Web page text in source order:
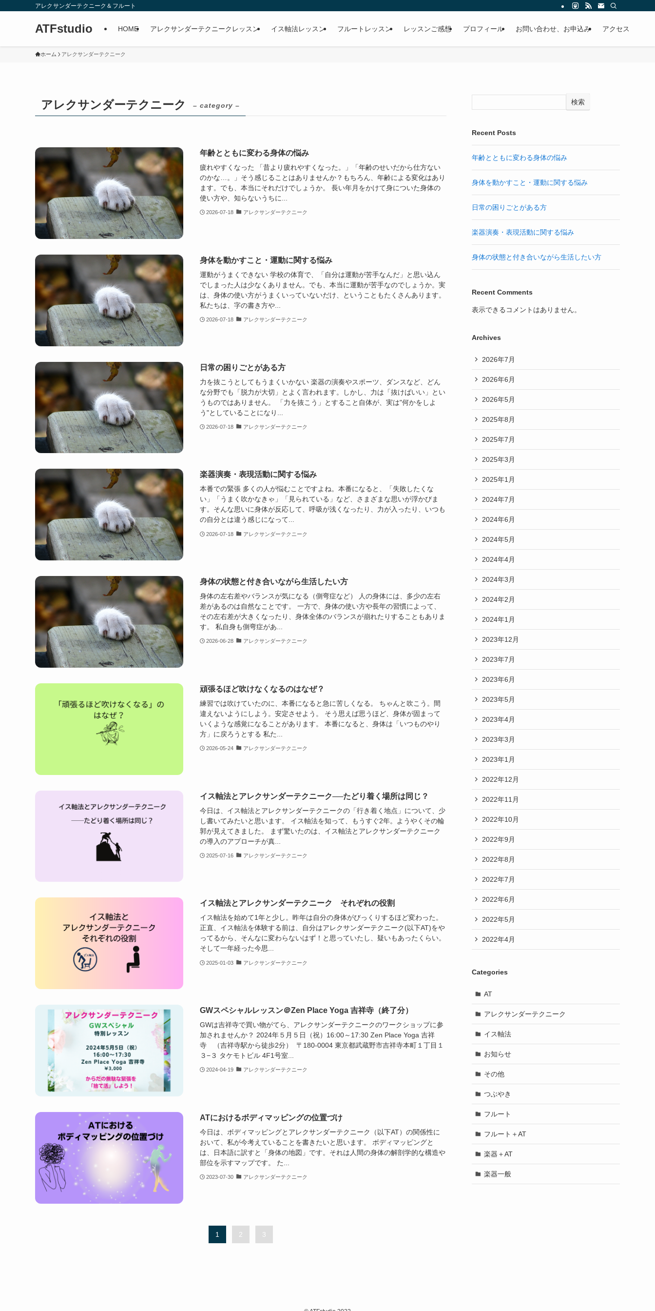
アレクサンダーテクニーク＆フルート
ATFstudio HOME アレクサンダーテクニークレッスン イス軸法レッスン フルートレッスン レッスンご感想 プロフィール お問い合わせ、お申込み アクセス
ホーム アレクサンダーテクニーク
アレクサンダーテクニーク – category –
年齢とともに変わる身体の悩み
疲れやすくなった 「昔より疲れやすくなった。」「年齢のせいだから仕方ない
のかな…。」そう感じることはありませんか？もちろん、年齢による変化はあり
ます。でも、本当にそれだけでしょうか。 長い年月をかけて身についた身体の
使い方や、知らないうちに...
2026-07-18 アレクサンダーテクニーク
身体を動かすこと・運動に関する悩み
運動がうまくできない 学校の体育で、「自分は運動が苦手なんだ」と思い込ん
でしまった人は少なくありません。でも、本当に運動が苦手なのでしょうか。実
は、身体の使い方がうまくいっていないだけ、ということもたくさんあります。
私たちは、字の書き方や...
2026-07-18 アレクサンダーテクニーク
日常の困りごとがある方
力を抜こうとしてもうまくいかない 楽器の演奏やスポーツ、ダンスなど、どん
な分野でも「脱力が大切」とよく言われます。しかし、力は「抜けばいい」とい
うものではありません。 「力を抜こう」とすること自体が、実は"何かをしよ
う"としていることになり...
2026-07-18 アレクサンダーテクニーク
楽器演奏・表現活動に関する悩み
本番での緊張 多くの人が悩むことですよね。本番になると、「失敗したくな
い」「うまく吹かなきゃ」「見られている」など、さまざまな思いが浮かびま
す。そんな思いに身体が反応して、呼吸が浅くなったり、力が入ったり、いつも
の自分とは違う感じになって...
2026-07-18 アレクサンダーテクニーク
身体の状態と付き合いながら生活したい方
身体の左右差やバランスが気になる（側弯症など） 人の身体には、多少の左右
差があるのは自然なことです。 一方で、身体の使い方や長年の習慣によって、
その左右差が大きくなったり、身体全体のバランスが崩れたりすることもありま
す。 私自身も側弯症があ...
2026-06-28 アレクサンダーテクニーク
頑張るほど吹けなくなるのはなぜ？
練習では吹けていたのに、本番になると急に苦しくなる。 ちゃんと吹こう。間
違えないようにしよう。安定させよう。 そう思えば思うほど、身体が固まって
いくような感覚になることがあります。 本番になると、身体は「いつものやり
方」に戻ろうとする 私た...
2026-05-24 アレクサンダーテクニーク
イス軸法とアレクサンダーテクニーク──たどり着く場所は同じ？
今日は、イス軸法とアレクサンダーテクニークの「行き着く地点」について、少
し書いてみたいと思います。 イス軸法を知って、もうすぐ2年。ようやくその輪
郭が見えてきました。 まず驚いたのは、イス軸法とアレクサンダーテクニーク
の導入のアプローチが真...
2025-07-16 アレクサンダーテクニーク
イス軸法とアレクサンダーテクニーク それぞれの役割
イス軸法を始めて1年と少し。昨年は自分の身体がびっくりするほど変わった。
正直、イス軸法を体験する前は、自分はアレクサンダーテクニーク(以下AT)をや
ってるから、そんなに変わらないはず！と思っていたし、疑いもあったくらい。
そして一年経った今思...
2025-01-03 アレクサンダーテクニーク
GWスペシャルレッスン＠Zen Place Yoga 吉祥寺（終了分）
GWは吉祥寺で買い物がてら、アレクサンダーテクニークのワークショップに参
加されませんか？ 2024年５月５日（祝）16:00～17:30 Zen Place Yoga 吉祥
寺 （吉祥寺駅から徒歩2分） 〒180-0004 東京都武蔵野市吉祥寺本町１丁目１
３−３ タケモトビル 4F1号室...
2024-04-19 アレクサンダーテクニーク
ATにおけるボディマッピングの位置づけ
今日は、ボディマッピングとアレクサンダーテクニーク（以下AT）の関係性に
おいて、私が今考えていることを書きたいと思います。 ボディマッピングと
は、日本語に訳すと「身体の地図」です。それは人間の身体の解剖学的な構造や
部位を示すマップです。 た...
2023-07-30 アレクサンダーテクニーク
1 2 3
検索
Recent Posts
年齢とともに変わる身体の悩み
身体を動かすこと・運動に関する悩み
日常の困りごとがある方
楽器演奏・表現活動に関する悩み
身体の状態と付き合いながら生活したい方
Recent Comments
表示できるコメントはありません。
Archives
2026年7月
2026年6月
2026年5月
2025年8月
2025年7月
2025年3月
2025年1月
2024年7月
2024年6月
2024年5月
2024年4月
2024年3月
2024年2月
2024年1月
2023年12月
2023年7月
2023年6月
2023年5月
2023年4月
2023年3月
2023年1月
2022年12月
2022年11月
2022年10月
2022年9月
2022年8月
2022年7月
2022年6月
2022年5月
2022年4月
Categories
AT
アレクサンダーテクニーク
イス軸法
お知らせ
その他
つぶやき
フルート
フルート＋AT
楽器＋AT
楽器一般